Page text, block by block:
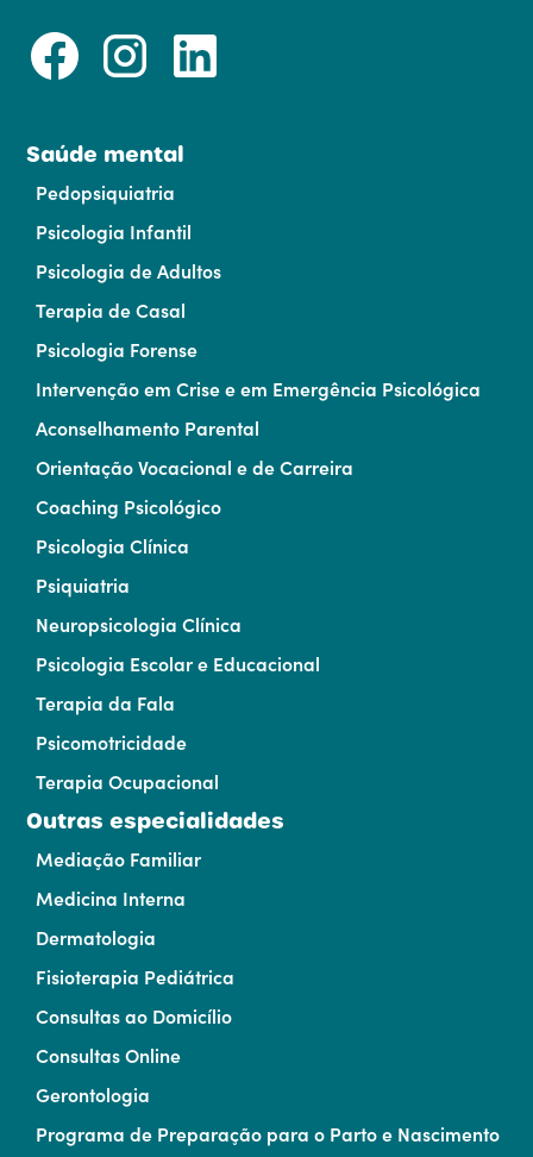
Saúde mental
Pedopsiquiatria
Psicologia Infantil
Psicologia de Adultos
Terapia de Casal
Psicologia Forense
Intervenção em Crise e em Emergência Psicológica
Aconselhamento Parental
Orientação Vocacional e de Carreira
Coaching Psicológico
Psicologia Clínica
Psiquiatria
Neuropsicologia Clínica
Psicologia Escolar e Educacional
Terapia da Fala
Psicomotricidade
Terapia Ocupacional
Outras especialidades
Mediação Familiar
Medicina Interna
Dermatologia
Fisioterapia Pediátrica
Consultas ao Domicílio
Consultas Online
Gerontologia
Programa de Preparação para o Parto e Nascimento